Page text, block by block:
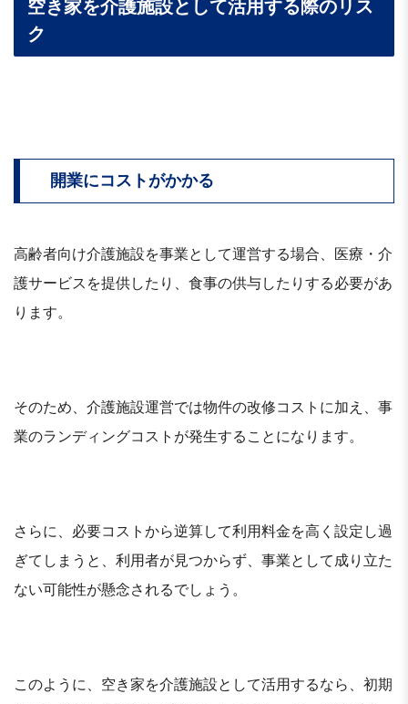
空き家を介護施設として活用する際のリス
ク
開業にコストがかかる
高齢者向け介護施設を事業として運営する場合、医療・介
護サービスを提供したり、食事の供与したりする必要があ
ります。
そのため、介護施設運営では物件の改修コストに加え、事
業のランディングコストが発生することになります。
さらに、必要コストから逆算して利用料金を高く設定し過
ぎてしまうと、利用者が見つからず、事業として成り立た
ない可能性が懸念されるでしょう。
このように、空き家を介護施設として活用するなら、初期